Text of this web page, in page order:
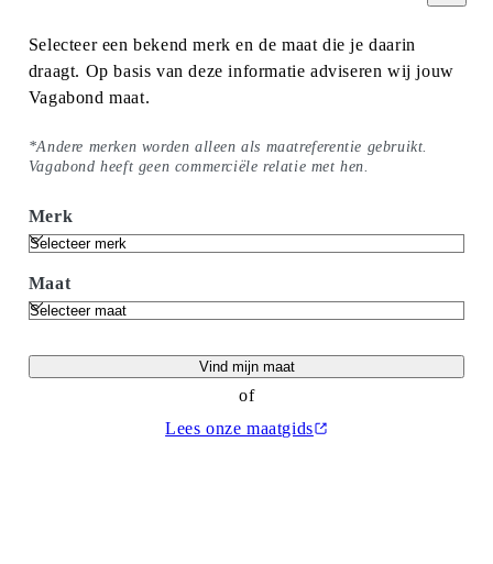
Selecteer een bekend merk en de maat die je daarin
draagt. Op basis van deze informatie adviseren wij jouw
Vagabond maat.
*Andere merken worden alleen als maatreferentie gebruikt.
Vagabond heeft geen commerciële relatie met hen.
Merk
Maat
Vind mijn maat
of
Lees onze maatgids
(Wordt geopend in een nieuw tabblad)